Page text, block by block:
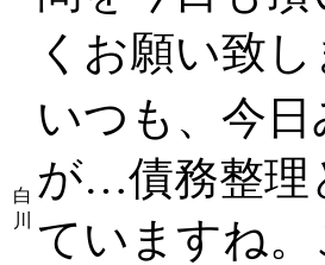
くお願い致し
白
川
いつも、今
が…債務整理
ていますね